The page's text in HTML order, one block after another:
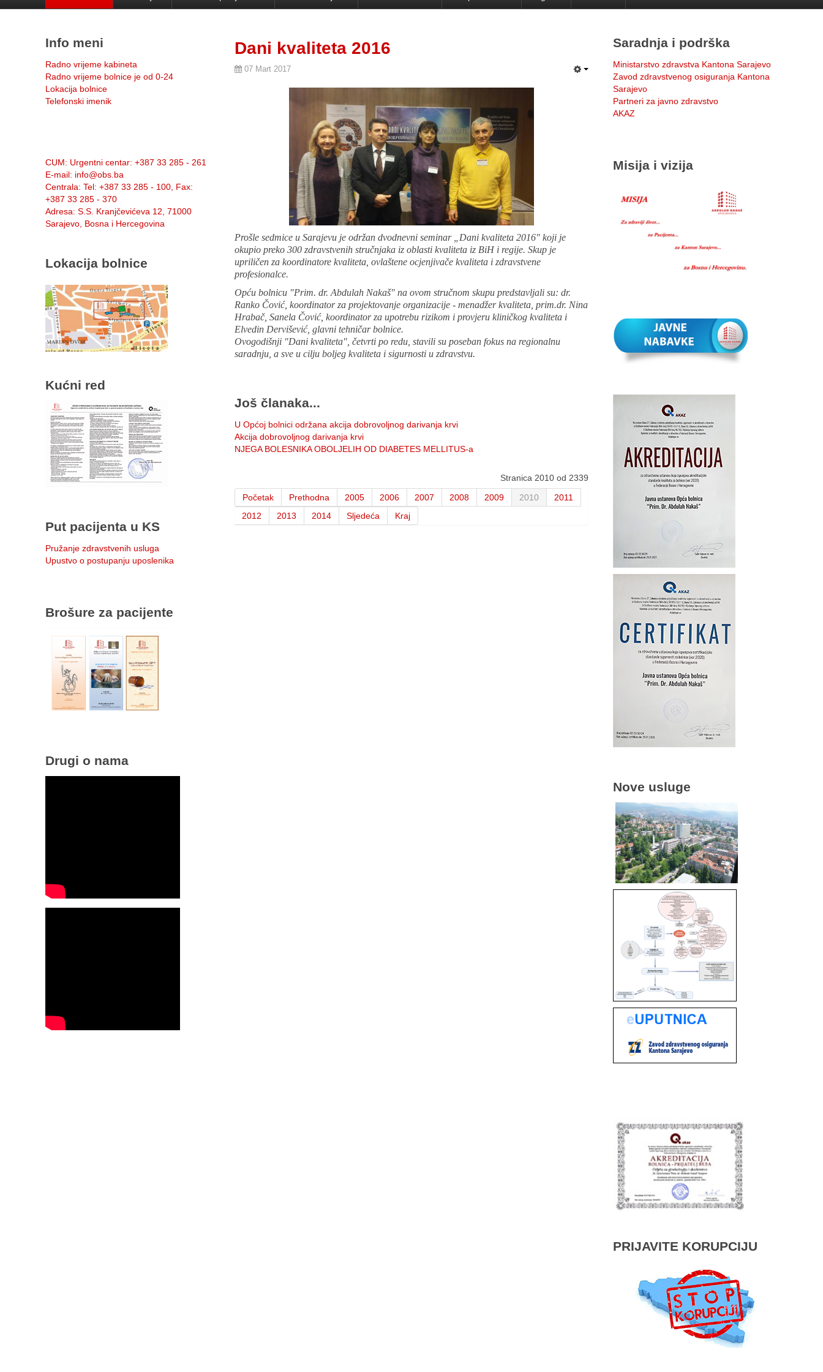
Dani kvaliteta 2016
07 Mart 2017
Prošle sedmice u Sarajevu je održan dvodnevni seminar „Dani kvaliteta 2016" koji je
okupio preko 300 zdravstvenih stručnjaka iz oblasti kvaliteta iz BiH i regije. Skup je
upriličen za koordinatore kvaliteta, ovlaštene ocjenjivače kvaliteta i zdravstvene
profesionalce.
Opću bolnicu "Prim. dr. Abdulah Nakaš" na ovom stručnom skupu predstavljali su: dr.
Ranko Čović, koordinator za projektovanje organizacije - menadžer kvaliteta, prim.dr. Nina
Hrabač, Sanela Čović, koordinator za upotrebu rizikom i provjeru kliničkog kvaliteta i
Elvedin Dervišević, glavni tehničar bolnice.
Ovogodišnji "Dani kvaliteta", četvrti po redu, stavili su poseban fokus na regionalnu
saradnju, a sve u cilju boljeg kvaliteta i sigurnosti u zdravstvu.
Još članaka...
U Općoj bolnici održana akcija dobrovoljnog darivanja krvi
Akcija dobrovoljnog darivanja krvi
NJEGA BOLESNIKA OBOLJELIH OD DIABETES MELLITUS-a
Stranica 2010 od 2339
Početak
Prethodna 2005 2006 2007 2008 2009 2010
2011
2012
2013 2014 Sljedeća Kraj
Info meni
Radno vrijeme kabineta
Radno vrijeme bolnice je od 0-24
Lokacija bolnice
Telefonski imenik
CUM: Urgentni centar: +387 33 285 - 261
E-mail: info@obs.ba
Centrala: Tel: +387 33 285 - 100, Fax:
+387 33 285 - 370
Adresa: S.S. Kranjčevićeva 12, 71000
Sarajevo, Bosna i Hercegovina
Lokacija bolnice
Kućni red
Put pacijenta u KS
Pružanje zdravstvenih usluga
Upustvo o postupanju uposlenika
Brošure za pacijente
Drugi o nama
Saradnja i podrška
Ministarstvo zdravstva Kantona Sarajevo
Zavod zdravstvenog osiguranja Kantona
Sarajevo
Partneri za javno zdravstvo
AKAZ
Misija i vizija
Nove usluge
PRIJAVITE KORUPCIJU